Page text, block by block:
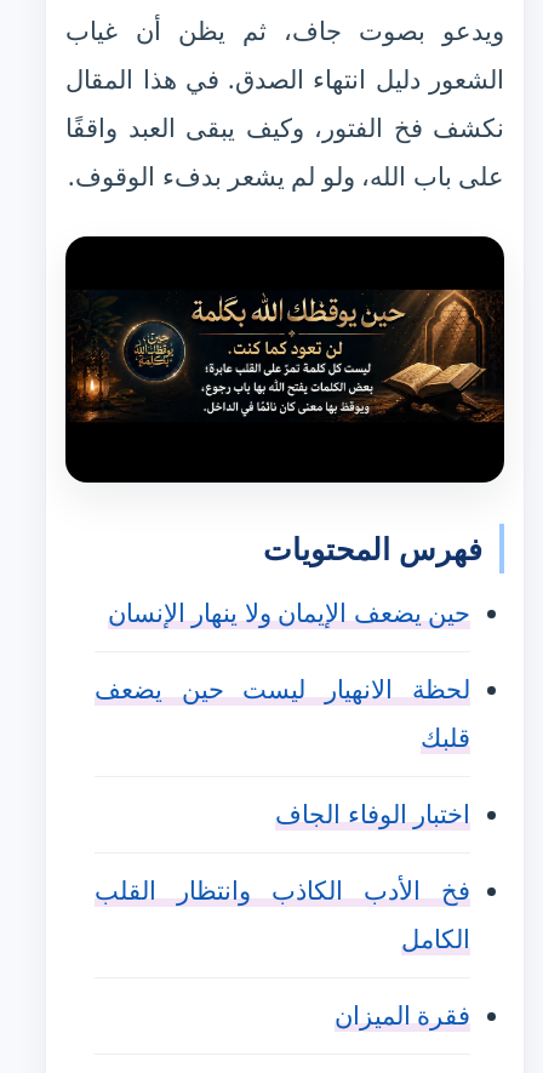
ويدعو بصوت جاف، ثم يظن أن غياب
الشعور دليل انتهاء الصدق. في هذا المقال
نكشف فخ الفتور، وكيف يبقى العبد واقفًا
على باب الله، ولو لم يشعر بدفء الوقوف.
فهرس المحتويات
حين يضعف الإيمان ولا ينهار الإنسان
لحظة الانهيار ليست حين يضعف
قلبك
اختبار الوفاء الجاف
فخ الأدب الكاذب وانتظار القلب
الكامل
فقرة الميزان